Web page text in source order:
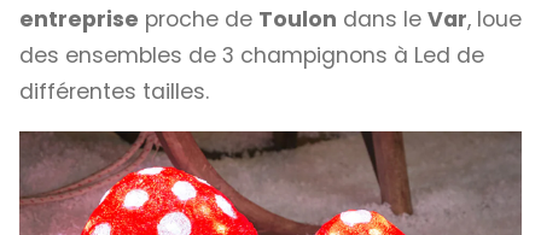
entreprise proche de Toulon dans le Var, loue
des ensembles de 3 champignons à Led de
différentes tailles.